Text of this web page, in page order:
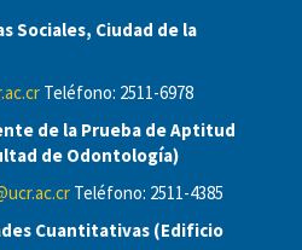
Sociales, Ciudad de la
Teléfono: 2511-6978
de la Prueba de Aptitud
de Odontología)
Teléfono: 2511-4385
Cuantitativas (Edificio